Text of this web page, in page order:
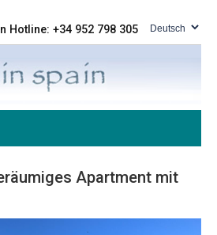
Hotline: +34 952 798 305
Apartment mit